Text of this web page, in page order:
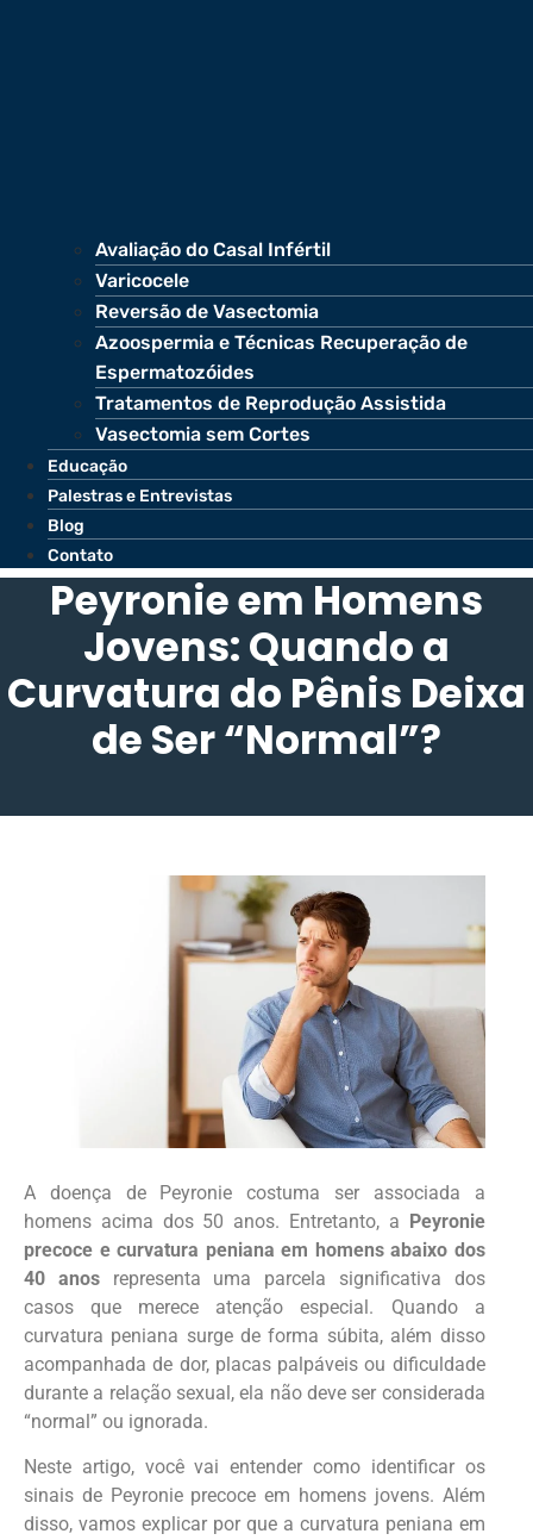
Avaliação do Casal Infértil
Varicocele
Reversão de Vasectomia
Azoospermia e Técnicas Recuperação de
Espermatozóides
Tratamentos de Reprodução Assistida
Vasectomia sem Cortes
Educação
Palestras e Entrevistas
Blog
Contato
Peyronie em Homens
Jovens: Quando a
Curvatura do Pênis Deixa
de Ser “Normal”?
A doença de Peyronie costuma ser associada a
homens acima dos 50 anos. Entretanto, a Peyronie
precoce e curvatura peniana em homens abaixo dos
40 anosrepresenta uma parcela significativa dos
casos que merece atenção especial. Quando a
curvatura peniana surge de forma súbita, além disso
acompanhada de dor, placas palpáveis ou dificuldade
durante a relação sexual, ela não deve ser considerada
“normal” ou ignorada.
Neste artigo, você vai entender como identificar os
sinais de Peyronie precoce em homens jovens. Além
disso, vamos explicar por que a curvatura peniana em